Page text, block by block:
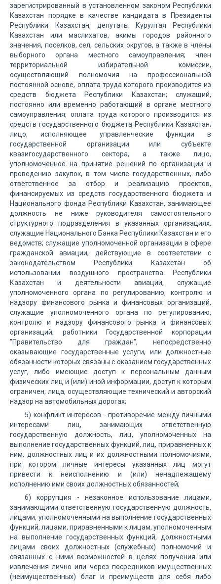
зарегистрированный в установленном законом Республики
Казахстан порядке в качестве кандидата в Президенты
Республики Казахстан, депутаты Курултая Республики
Казахстан или маслихатов, акимы городов районного
значения, поселков, сел, сельских округов, а также в члены
выборного органа местного самоуправления; член
территориальной избирательной комиссии,
осуществляющий полномочия на профессиональной
постоянной основе, оплата труда которого производится из
средств бюджета Республики Казахстан; служащий,
постоянно или временно работающий в органе местного
самоуправления, оплата труда которого производится из
средств государственного бюджета Республики Казахстан;
лицо, исполняющее управленческие функции в
государственной организации или субъекте
квазигосударственного сектора, а также лицо,
уполномоченное на принятие решений по организации и
проведению закупок, в том числе государственных, либо
ответственное за отбор и реализацию проектов,
финансируемых из средств государственного бюджета и
Национального фонда Республики Казахстан, занимающее
должность не ниже руководителя самостоятельного
структурного подразделения в указанных организациях,
служащие Национального Банка Республики Казахстан и его
ведомств; служащие уполномоченной организации в сфере
гражданской авиации, действующие в соответствии с
законодательством Республики Казахстан об
использовании воздушного пространства Республики
Казахстан и деятельности авиации, служащие
уполномоченного органа по регулированию, контролю и
надзору финансового рынка и финансовых организаций,
служащие уполномоченного органа по регулированию,
контролю и надзору финансового рынка и финансовых
организаций; работники Государственной корпорации
"Правительство для граждан", непосредственно
оказывающие государственные услуги, или должностные
обязанности которых связаны с оказанием государственных
услуг, либо имеющие доступ к персональным данным
физических лиц и (или) иной информации, доступ к которым
ограничен; лица, осуществляющие технический и авторский
надзор на автомобильных дорогах;
5) конфликт интересов - противоречие между личными
интересами лиц, занимающих ответственную
государственную должность, лиц, уполномоченных на
выполнение государственных функций, лиц, приравненных к
ним, должностных лиц и их должностными полномочиями,
при котором личные интересы указанных лиц могут
привести к неисполнению и (или) ненадлежащему
исполнению ими своих должностных обязанностей;
6) коррупция - незаконное использование лицами,
занимающими ответственную государственную должность,
лицами, уполномоченными на выполнение государственных
функций, лицами, приравненными к лицам, уполномоченным
на выполнение государственных функций, должностными
лицами своих должностных (служебных) полномочий и
связанных с ними возможностей в целях получения или
извлечения лично или через посредников имущественных
(неимущественных) благ и преимуществ для себя либо